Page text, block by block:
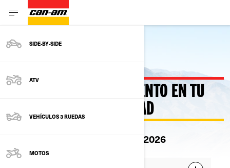
SIDE‑BY‑SIDE
ATV
VEHÍCULOS 3 RUEDAS
MOTOS
Atrás
HASTA 750 € DE DESCUENTO EN TU
NUEVO CAN-AM OFF-ROAD
La oferta es válida hasta 30.09.2026